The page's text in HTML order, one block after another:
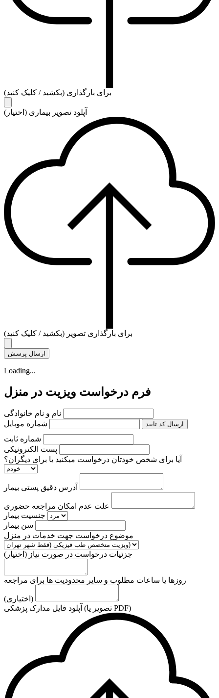
برای بارگذاری (بکشید / کلیک کنید)
آپلود تصویر بیماری (اختیار)
برای بارگذاری تصویر (بکشید / کلیک کنید)
Loading...
فرم درخواست ویزیت در منزل
نام و نام خانوادگی
شماره موبایل
ارسال کد تایید
شماره ثابت
پست الکترونیکی
آیا برای شخص خودتان درخواست میکنید یا برای دیگران؟
آدرس دقیق پستی بیمار
علت عدم امکان مراجعه حضوری
جنسیت بیمار
سن بیمار
موضوع درخواست جهت خدمات در منزل
جزئیات درخواست در صورت نیاز (اختیار)
روزها یا ساعات مطلوب و سایر محدودیت ها برای مراجعه
(اختیاری)
آپلود فایل مدارک پزشکی (تصویر یا PDF)